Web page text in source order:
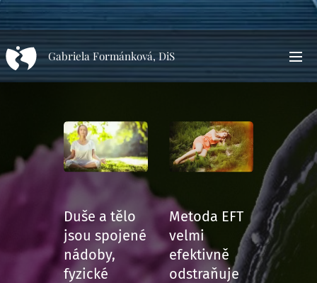
Gabriela Formánková, DiS
Duše a tělo
jsou spojené
nádoby,
fyzické
Metoda EFT
velmi
efektivně
odstraňuje